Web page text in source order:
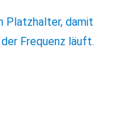
Platzhalter, damit
Frequenz läuft.